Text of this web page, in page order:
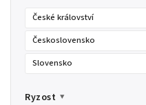
České království
Československo
Slovensko
Ryzost